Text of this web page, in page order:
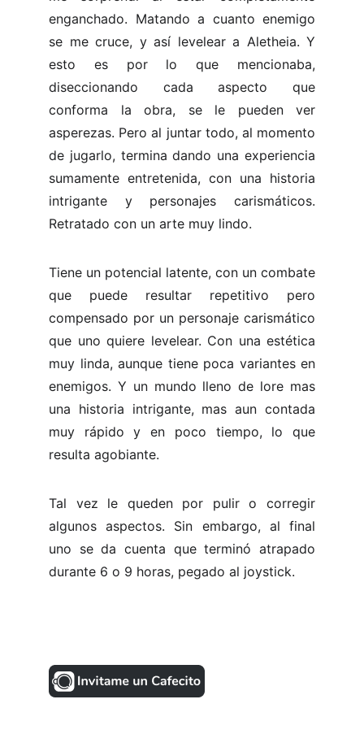
enganchado. Matando a cuanto enemigo
se me cruce, y así levelear a Aletheia. Y
esto es por lo que mencionaba,
diseccionando cada aspecto que
conforma la obra, se le pueden ver
asperezas. Pero al juntar todo, al momento
de jugarlo, termina dando una experiencia
sumamente entretenida, con una historia
intrigante y personajes carismáticos.
Retratado con un arte muy lindo.
Tiene un potencial latente, con un combate
que puede resultar repetitivo pero
compensado por un personaje carismático
que uno quiere levelear. Con una estética
muy linda, aunque tiene poca variantes en
enemigos. Y un mundo lleno de lore mas
una historia intrigante, mas aun contada
muy rápido y en poco tiempo, lo que
resulta agobiante.
Tal vez le queden por pulir o corregir
algunos aspectos. Sin embargo, al final
uno se da cuenta que terminó atrapado
durante 6 o 9 horas, pegado al joystick.